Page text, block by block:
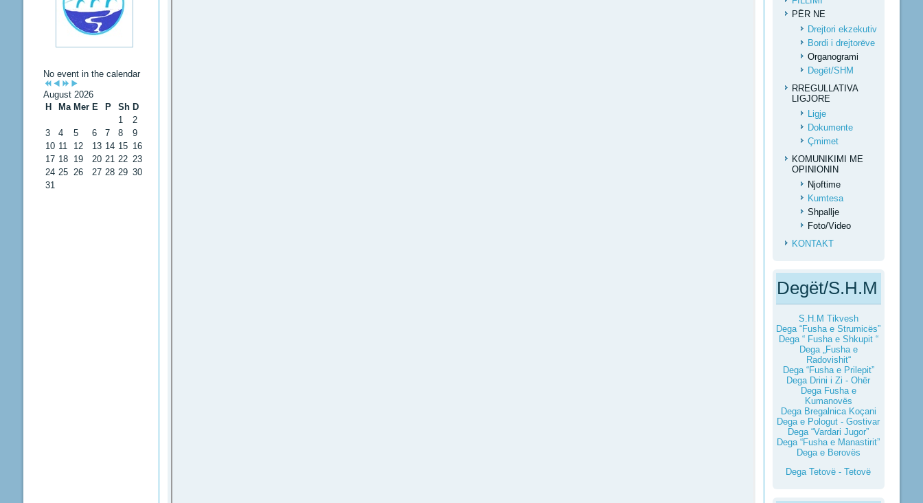
No event in the calendar
August 2026
H
Ma Mer E P Sh D
1
2
3
4 5 6 7 8
9
10 11 12 13 14 15 16
17 18 19 20 21 22 23
24 25 26 27 28 29 30
31
PËR NE
Drejtori ekzekutiv
Bordi i drejtorëve
Organogrami
Degët/SHM
RREGULLATIVA
LIGJORE
Ligje
Dokumente
Çmimet
KOMUNIKIMI ME
OPINIONIN
Njoftime
Kumtesa
Shpallje
Foto/Video
KONTAKT
Degët/S.H.M
S.H.M Tikvesh
Dega “Fusha e Strumicës”
Dega “ Fusha e Shkupit “
Dega „Fusha e
Radovishit“
Dega “Fusha e Prilepit”
Dega Drini i Zi - Ohër
Dega Fusha e
Kumanovës
Dega Bregalnica Koçani
Dega e Pologut - Gostivar
Dega “Vardari Jugor”
Dega “Fusha e Manastirit”
Dega e Berovës
Dega Tetovë - Tetovë